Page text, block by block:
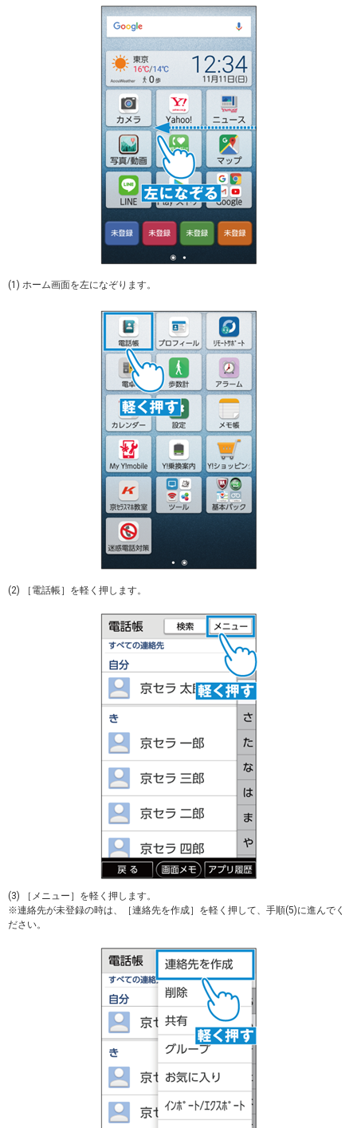
(1) ホーム画面を左になぞります。
(2) ［電話帳］を軽く押します。
(3) ［メニュー］を軽く押します。
※連絡先が未登録の時は、［連絡先を作成］を軽く押して、手順(5)に進んでく
ださい。